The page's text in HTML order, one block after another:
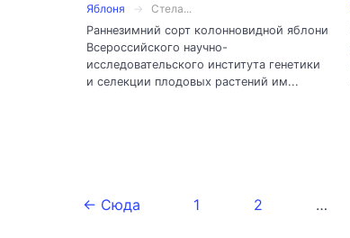
Яблоня
Стела...
Раннезимний сорт колонновидной яблони
Всероссийского научно-
исследовательского института генетики
и селекции плодовых растений им...
← Сюда 1 2 …